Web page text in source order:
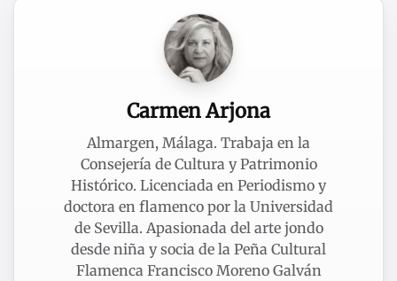
Carmen Arjona
Almargen, Málaga. Trabaja en la
Consejería de Cultura y Patrimonio
Histórico. Licenciada en Periodismo y
doctora en flamenco por la Universidad
de Sevilla. Apasionada del arte jondo
desde niña y socia de la Peña Cultural
Flamenca Francisco Moreno Galván